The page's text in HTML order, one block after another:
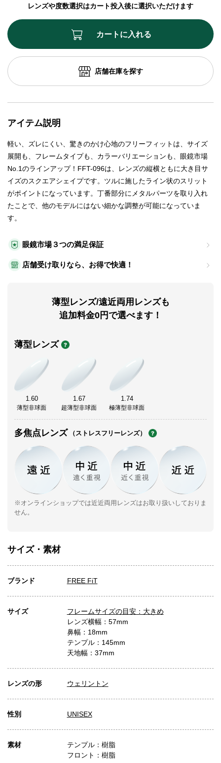
レンズや度数選択はカート投入後に選択いただけます
眼鏡市場３つの満足保証
店舗受け取りなら、お得で快適！
薄型レンズ/遠近両用レンズも
追加料金0円で選べます！
薄型レンズ
1.60
薄型非球面
1.67
超薄型非球面
1.74
極薄型非球面
多焦点レンズ （ストレスフリーレンズ）
※オンラインショップでは近近両用レンズはお取り扱いしておりま
せん。
カートに入れる
店舗在庫を探す
アイテム説明
軽い、ズレにくい、驚きのかけ心地のフリーフィットは、サイズ
展開も、フレームタイプも、カラーバリエーションも、眼鏡市場
No.1のラインアップ！FFT-096は、レンズの縦横ともに大き目サ
イズのスクエアシェイプです。ツルに施したライン状のスリット
がポイントになっています。丁番部分にメタルパーツを取り入れ
たことで、他のモデルにはない細かな調整が可能になっていま
す。
サイズ・素材
ブランド FREE FiT
サイズ
フレームサイズの目安：大きめ
レンズ横幅：57mm
鼻幅：18mm
テンプル：145mm
天地幅：37mm
レンズの形 ウェリントン
性別 UNISEX
素材
テンプル：樹脂
フロント：樹脂